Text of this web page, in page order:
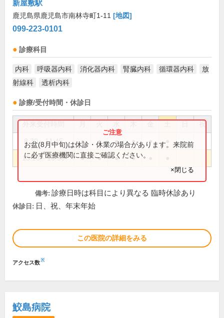
新屋敷駅
鹿児島県鹿児島市南林寺町1-11 [地図]
099-223-0101
診療科目
内科 呼吸器内科 消化器内科 腎臓内科 循環器内科
放
射線科
透析内科
診療/受付時間・休診日
祝
8:30～11:45 ● ● ● ● ●
13:15～16:50 ● ● ● ●
お盆(8月中旬)は休診・休業の場合があります。来院前
に必ず医療機関に直接ご確認ください。
×閉じる
備考: 診療日時は科目により異なる 臨時休診あり
休診日: 日、祝、年末年始
この医院の詳細をみる
アクセス数※
鮫島病院